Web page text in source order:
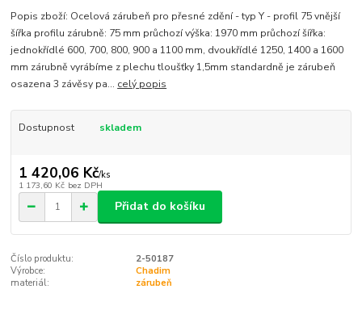
Popis zboží: Ocelová zárubeň pro přesné zdění - typ Y - profil 75 vnější
šířka profilu zárubně: 75 mm průchozí výška: 1970 mm průchozí šířka:
jednokřídlé 600, 700, 800, 900 a 1100 mm, dvoukřídlé 1250, 1400 a 1600
mm zárubně vyrábíme z plechu tloušťky 1,5mm standardně je zárubeň
osazena 3 závěsy pa... celý popis
Dostupnost skladem
1 420,06 Kč/ks
1 173,60 Kč bez DPH
Přidat do košíku
Číslo produktu:
2-50187
Výrobce:
Chadim
materiál:
zárubeň